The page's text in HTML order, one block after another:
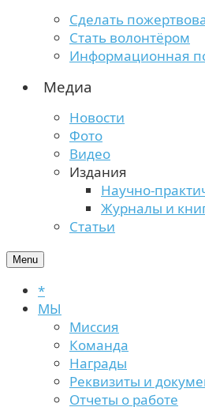
Сделать
Стать волонтёром
Информационная
Медиа
Новости
Фото
Видео
Издания
Научно-
Журналы и
Статьи
Menu
*
МЫ
Миссия
Команда
Награды
Реквизиты и
Отчеты о работе